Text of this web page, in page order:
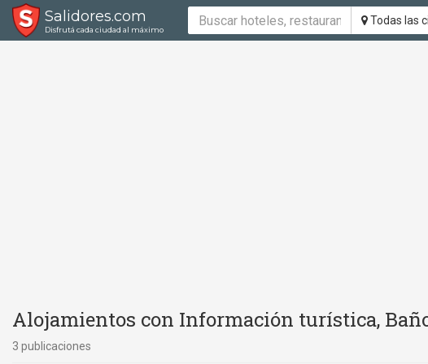
Salidores.com
Disfrutá cada ciudad al máximo
Todas las
Alojamientos con Información turística,
3 publicaciones